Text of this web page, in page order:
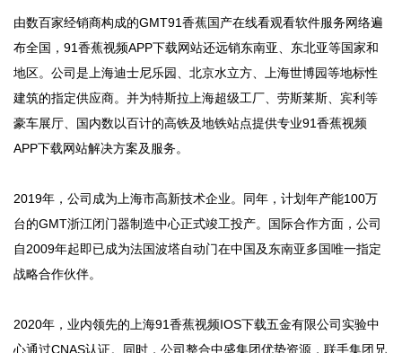
由数百家经销商构成的GMT91香蕉国产在线看观看软件服务网络遍
布全国，91香蕉视频APP下载网站还远销东南亚、东北亚等国家和
地区。公司是上海迪士尼乐园、北京水立方、上海世博园等地标性
建筑的指定供应商。并为特斯拉上海超级工厂、劳斯莱斯、宾利等
豪车展厅、国内数以百计的高铁及地铁站点提供专业91香蕉视频
APP下载网站解决方案及服务。
2019年，公司成为上海市高新技术企业。同年，计划年产能100万
台的GMT浙江闭门器制造中心正式竣工投产。国际合作方面，公司
自2009年起即已成为法国波塔自动门在中国及东南亚多国唯一指定
战略合作伙伴。
2020年，业内领先的上海91香蕉视频IOS下载五金有限公司实验中
心通过CNAS认证。同时，公司整合中盛集团优势资源，联手集团兄